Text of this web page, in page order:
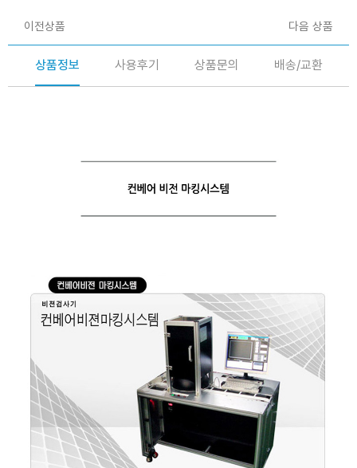
이전상품 다음 상품
상품정보 사용후기 상품문의 배송/교환